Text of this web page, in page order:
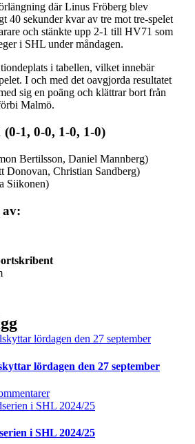
där Linus Fröberg blev
40 sekunder kvar av tre mot tre-spelet
och stänkte upp 2-1 till HV71 som
i SHL under måndagen.
i tabellen, vilket innebär
I och med det oavgjorda resultatet
sig en poäng och klättrar bort från
Malmö.
1, 0-0, 1-0, 1-0)
Bertilsson, Daniel Mannberg)
Donovan, Christian Sandberg)
Siikonen)
lördagen den 27 september
i SHL 2024/25